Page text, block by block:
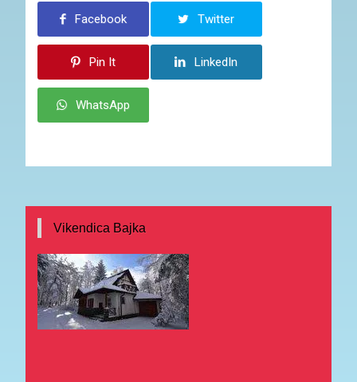
Facebook Twitter
Pin It LinkedIn
WhatsApp
Vikendica Bajka